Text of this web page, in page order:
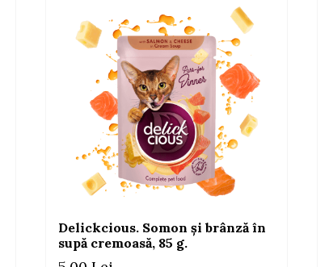
Delickcious. Somon și brânză în
supă cremoasă, 85 g.